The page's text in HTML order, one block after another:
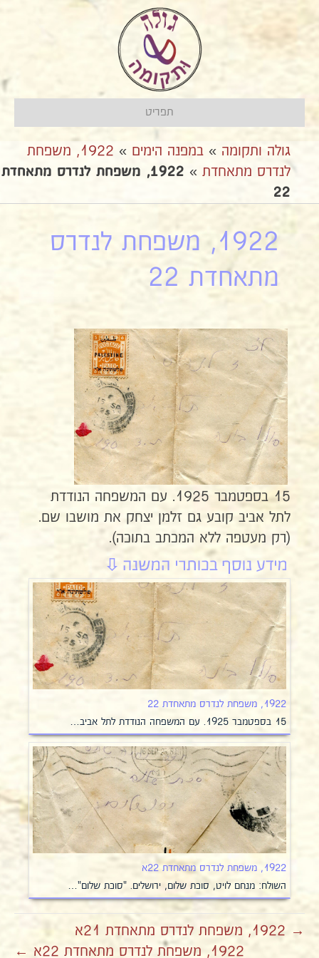
תפריט
גולה ותקומה » במפנה הימים »
1922, משפחת
לנדרס מתאחדת »
1922, משפחת לנדרס מתאחדת
22
1922, משפחת לנדרס
מתאחדת 22
15 בספטמבר 1925. עם המשפחה הנודדת
לתל אביב קובע גם זלמן יצחק את מושבו שם.
(רק מעטפה ללא המכתב בתוכה).
1922, משפחת לנדרס מתאחדת 22
15 בספטמבר 1925. עם המשפחה הנודדת לתל אביב…
1922, משפחת לנדרס מתאחדת 22א
השולח: מנחם לויט, סוכת שלום, ירושלים. "סוכת שלום"…
→ 1922, משפחת לנדרס מתאחדת 21א
1922, משפחת לנדרס מתאחדת 22א ←